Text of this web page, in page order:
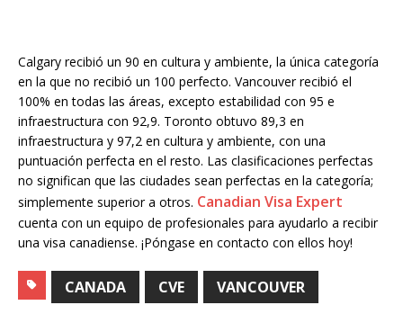
Calgary recibió un 90 en cultura y ambiente, la única categoría
en la que no recibió un 100 perfecto. Vancouver recibió el
100% en todas las áreas, excepto estabilidad con 95 e
infraestructura con 92,9. Toronto obtuvo 89,3 en
infraestructura y 97,2 en cultura y ambiente, con una
puntuación perfecta en el resto. Las clasificaciones perfectas
no significan que las ciudades sean perfectas en la categoría;
simplemente superior a otros. Canadian Visa Expert
cuenta con un equipo de profesionales para ayudarlo a recibir
una visa canadiense. ¡Póngase en contacto con ellos hoy!
CANADA CVE VANCOUVER